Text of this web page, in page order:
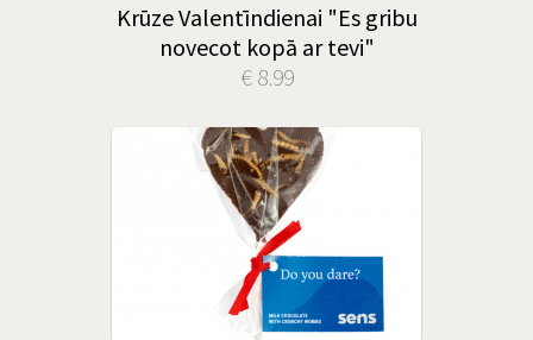
Krūze Valentīndienai "Es gribu
novecot kopā ar tevi"
€ 8.99